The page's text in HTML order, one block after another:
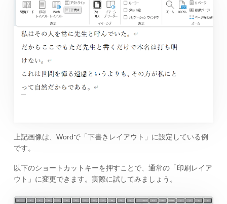
上記画像は、Wordで「下書きレイアウト」に設定している例
です。
以下のショートカットキーを押すことで、通常の「印刷レイア
ウト」に変更できます。実際に試してみましょう。